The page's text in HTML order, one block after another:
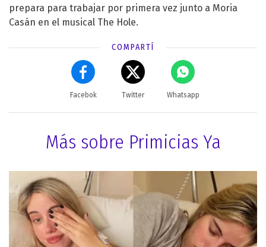
prepara para trabajar por primera vez junto a Moria
Casán en el musical The Hole.
COMPARTÍ
Facebok Twitter Whatsapp
Más sobre Primicias Ya